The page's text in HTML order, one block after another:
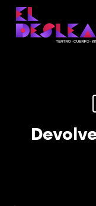
Skip
main